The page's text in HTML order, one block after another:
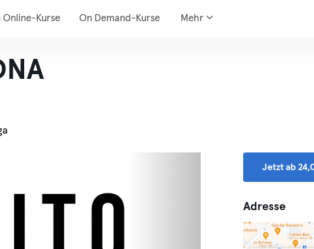
Online-Kurse On Demand-Kurse Mehr
Jetzt ab
Adresse